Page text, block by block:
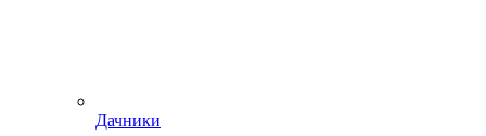
Дачники